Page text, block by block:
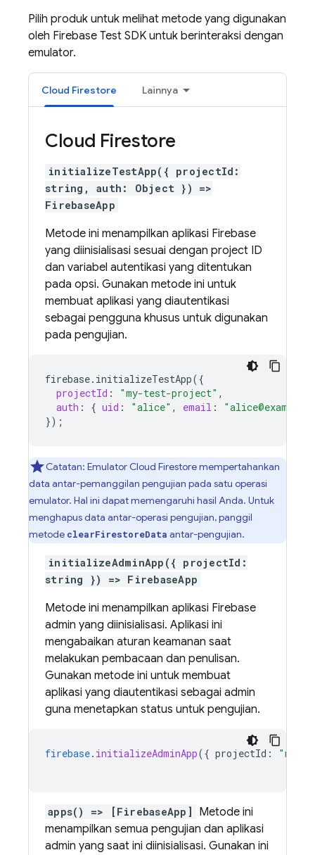
Pilih produk untuk melihat metode yang digunakan
oleh Firebase Test SDK untuk berinteraksi dengan
emulator.
Cloud Firestore Lainnya
Cloud Firestore
initializeTestApp({ projectId:
string, auth: Object }) =>
FirebaseApp
Metode ini menampilkan aplikasi Firebase
yang diinisialisasi sesuai dengan project ID
dan variabel autentikasi yang ditentukan
pada opsi. Gunakan metode ini untuk
membuat aplikasi yang diautentikasi
sebagai pengguna khusus untuk digunakan
pada pengujian.
firebase. initializeTestApp({
projectId : "my-test-project" ,
auth : { uid : "alice" , email :
});
Catatan: Emulator Cloud Firestoremempertahankan
data antar-pemanggilan pengujian pada satu operasi
emulator. Hal ini dapat memengaruhi hasil Anda. Untuk
menghapus data antar-operasi pengujian, panggil
metode clearFirestoreData antar-pengujian.
initializeAdminApp({ projectId:
string }) => FirebaseApp
Metode ini menampilkan aplikasi Firebase
admin yang diinisialisasi. Aplikasi ini
mengabaikan aturan keamanan saat
melakukan pembacaan dan penulisan.
Gunakan metode ini untuk membuat
aplikasi yang diautentikasi sebagai admin
guna menetapkan status untuk pengujian.
firebase. initializeAdminApp({ projectId : "my-
apps() => [FirebaseApp]
Metode ini
menampilkan semua pengujian dan aplikasi
admin yang saat ini diinisialisasi. Gunakan ini